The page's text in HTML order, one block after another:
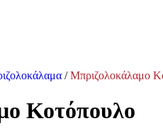
/Μπριζολοκάλαμο
Κοτόπουλο